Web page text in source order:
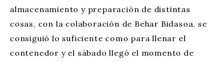
almacenamiento y preparación de distintas
cosas, con la colaboración de Behar Bidasoa, se
consiguió lo suficiente como para llenar el
contenedor y el sábado llegó el momento de